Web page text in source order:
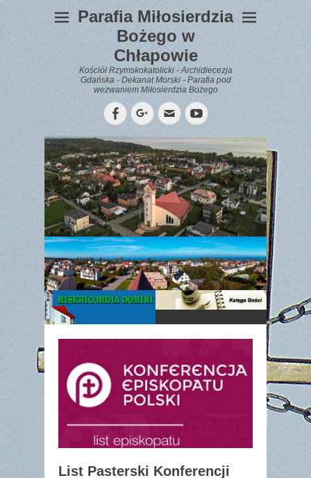
Parafia Miłosierdzia
Bożego w
Chłapowie
Kościół Rzymskokatolicki - Archidiecezja
Gdańska - Dekanat Morski - Parafia pod
wezwaniem Miłosierdzia Bożego
FacebookGoogleplus
EmailYouTube
WYPOCZYNEK
Gazetka
Parafialna
List Pasterski Konferencji